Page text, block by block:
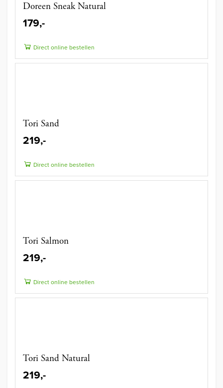
Doreen Sneak Natural
179,-
Direct online bestellen
Tori Sand
219,-
Direct online bestellen
Tori Salmon
219,-
Direct online bestellen
Tori Sand Natural
219,-